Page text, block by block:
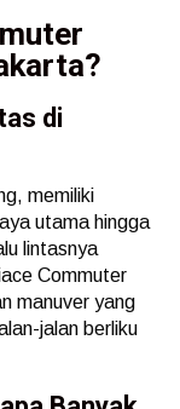
di
memiliki
utama hingga
lintasnya
Commuter
manuver yang
jalan berliku